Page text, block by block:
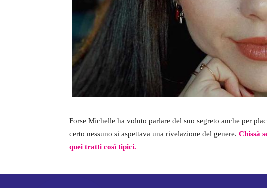
Forse Michelle ha voluto parlare del suo segreto anche per
certo nessuno si aspettava una rivelazione del genere. Chissà
quei tratti così tipici.